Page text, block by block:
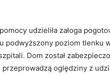
udzieliła załoga
podwyższony poziom tlenku
Dom został
oględziny z